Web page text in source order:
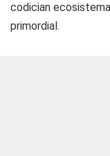
codician
primordial.